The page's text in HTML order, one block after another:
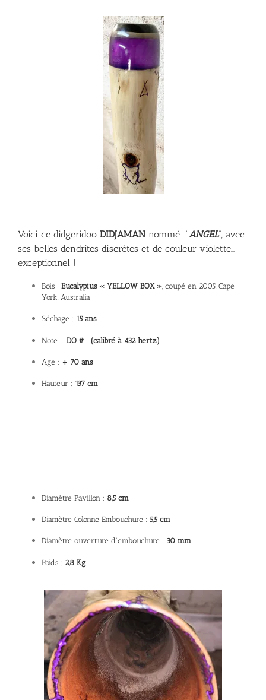
Voici ce didgeridoo DIDJAMAN nommé “ANGEL“, avec
ses belles dendrites discrètes et de couleur violette…
exceptionnel !
Bois : Eucalyptus « YELLOW BOX », coupé en 2005, Cape
York, Australia
Séchage : 15 ans
Note : DO # (calibré à 432 hertz)
Age : + 70 ans
Hauteur : 137 cm
Diamètre Pavillon : 8,5 cm
Diamètre Colonne Embouchure : 5,5 cm
Diamètre ouverture d’embouchure : 30 mm
Poids : 2,8 Kg